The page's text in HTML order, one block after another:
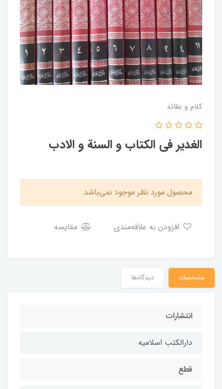
کلام و عقائد
الغدیر فی الکتاب و السنة و الادب
محصول مورد نظر موجود نمی‌باشد.
مقایسه
مشخصات دیدگاه‌ها
انتشارات
دارالکتب اسلامیه
قطع